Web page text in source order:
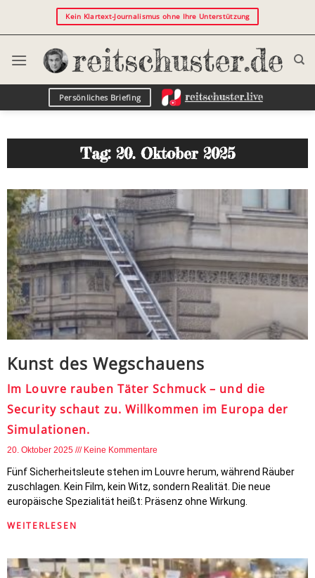
Kein Klartext-Journalismus ohne Ihre Unterstützung
Persönliches Briefing
Tag: 20. Oktober 2025
Kunst des Wegschauens
Im Louvre rauben Täter Schmuck – und die
Security schaut zu. Willkommen im Europa der
Simulationen.
20. Oktober 2025 Keine Kommentare
Fünf Sicherheitsleute stehen im Louvre herum, während Räuber
zuschlagen. Kein Film, kein Witz, sondern Realität. Die neue
europäische Spezialität heißt: Präsenz ohne Wirkung.
WEITERLESEN